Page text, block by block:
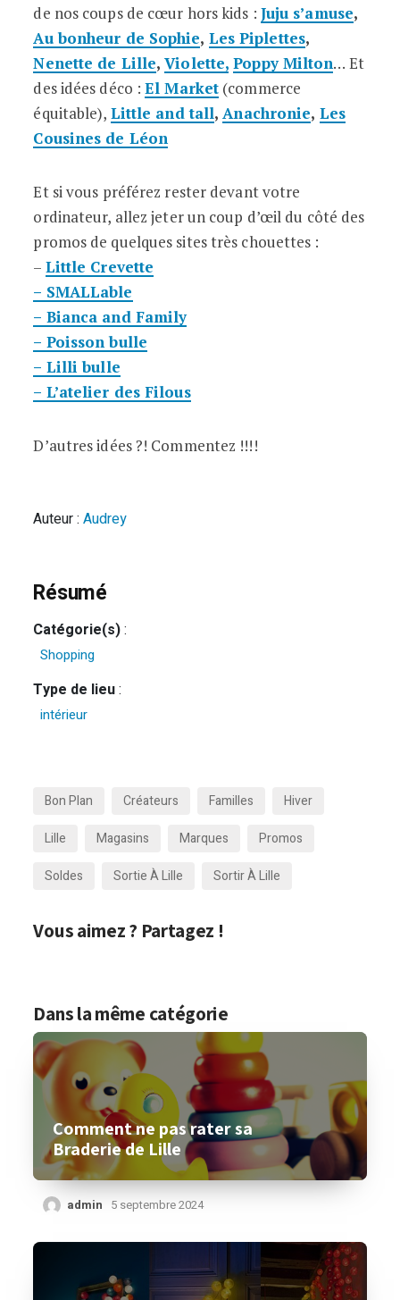
de nos coups de cœur hors kids : Juju s’amuse,
Au bonheur de Sophie, Les Piplettes,
Nenette de Lille,Violette, Poppy Milton… Et
des idées déco :El Market (commerce
équitable), Little and tall,Anachronie, Les
Cousines de Léon
Et si vous préférez rester devant votre
ordinateur, allez jeter un coup d’œil du côté des
promos de quelques sites très chouettes :
– Little Crevette
– SMALLable
– Bianca and Family
– Poisson bulle
– Lilli bulle
– L’atelier des Filous
D’autres idées ?! Commentez !!!!
Auteur :Audrey
Résumé
Catégorie(s):
Shopping
Type de lieu:
intérieur
Bon Plan Créateurs Familles
Hiver
Lille
Magasins Marques
Promos
Soldes
Sortie À Lille Sortir À Lille
Vous aimez ? Partagez !
Dans la même catégorie
Comment ne pas rater sa
Braderie de Lille
admin 5 septembre 2024